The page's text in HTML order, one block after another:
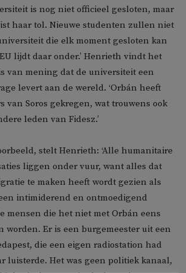
is nog niet officieel gesloten, maar
haar tol. Nieuwe studenten zullen niet
die elk moment gesloten kan
lijdt daar onder.’ Henrieth vindt het
van mening dat de universiteit een
levert aan de wereld. ‘Orbán heeft
van Soros gekregen, wat trouwens ook
leden van Fidesz.’
stelt Henrieth: ‘Alle humanitaire
liggen onder vuur, want alles dat
te maken heeft wordt gezien als
intimiderend en ontmoedigend
mensen die het niet met Orbán eens
worden. Er is een burgemeester uit een
die een eigen radiostation had
luisterde. Het was geen politiek kanaal,